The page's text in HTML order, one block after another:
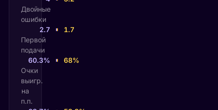
Двойные
ошибки
2.7
1.7
Первой
подачи
60.3%
68%
Очки
выигр.
на
п.п.